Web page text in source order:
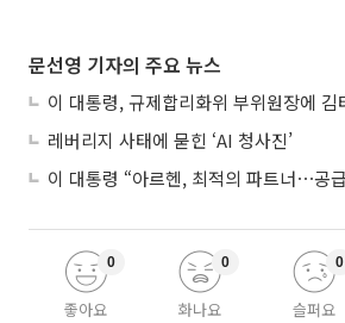
문선영 기자의 주요 뉴스
레버리지 사태에 묻힌 ‘AI 청사진’
좋아요
0
화나요
0
슬퍼요
0